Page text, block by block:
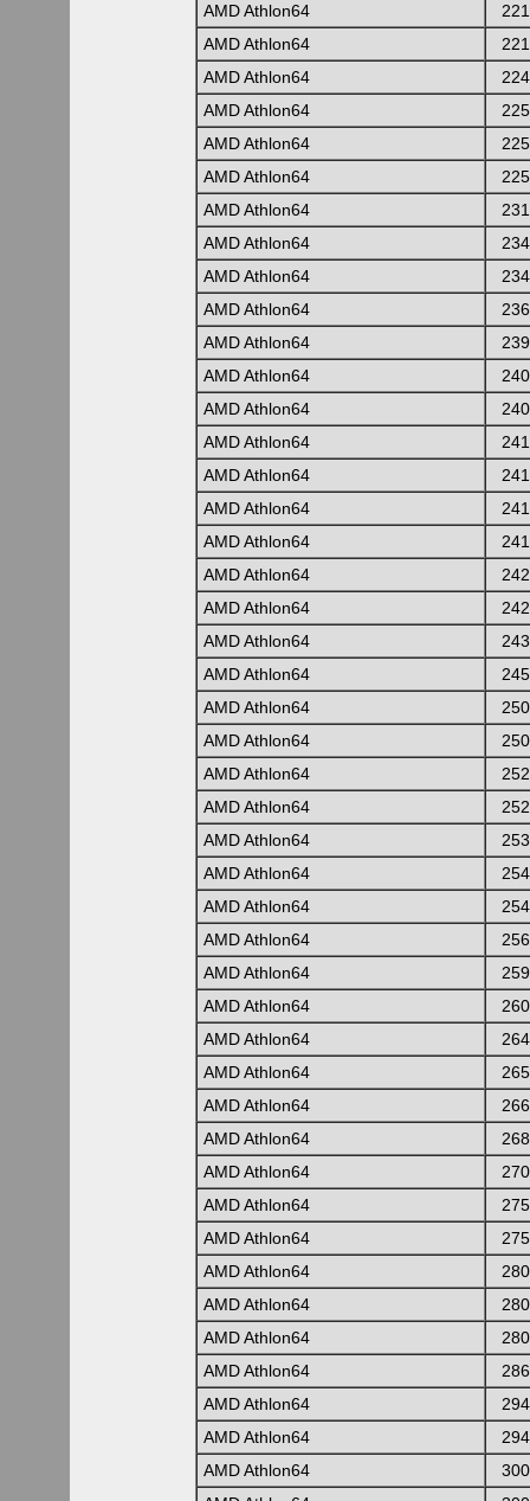
AMD Athlon64
AMD Athlon64
AMD Athlon64
AMD Athlon64
AMD Athlon64
AMD Athlon64
AMD Athlon64
AMD Athlon64
AMD Athlon64
AMD Athlon64
AMD Athlon64
AMD Athlon64
AMD Athlon64
AMD Athlon64
AMD Athlon64
AMD Athlon64
AMD Athlon64
AMD Athlon64
AMD Athlon64
AMD Athlon64
AMD Athlon64
AMD Athlon64
AMD Athlon64
AMD Athlon64
AMD Athlon64
AMD Athlon64
AMD Athlon64
AMD Athlon64
AMD Athlon64
AMD Athlon64
AMD Athlon64
AMD Athlon64
AMD Athlon64
AMD Athlon64
AMD Athlon64
AMD Athlon64
AMD Athlon64
AMD Athlon64
AMD Athlon64
AMD Athlon64
AMD Athlon64
AMD Athlon64
AMD Athlon64
AMD Athlon64
AMD Athlon64